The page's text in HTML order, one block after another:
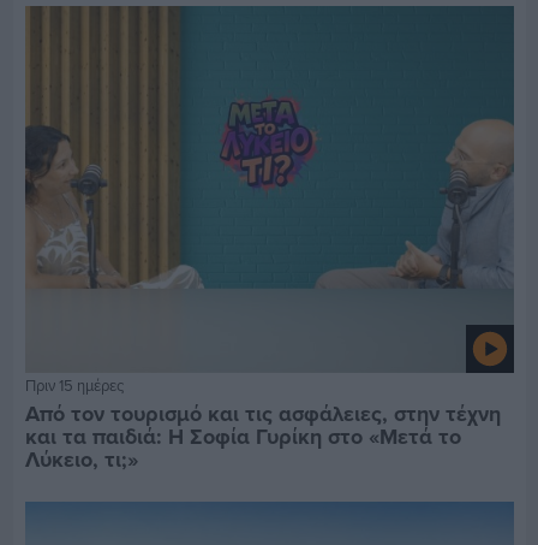
Πριν 15 ημέρες
Από τον τουρισμό και τις ασφάλειες, στην τέχνη
και τα παιδιά: Η Σοφία Γυρίκη στο «Μετά το
Λύκειο, τι;»